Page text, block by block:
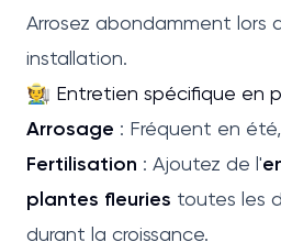
Arrosez abondamment lors
installation.
🧑‍🌾 Entretien spécifique en
Arrosage : Fréquent en
Fertilisation : Ajoutez de l'
plantes fleuries toutes les
durant la croissance.